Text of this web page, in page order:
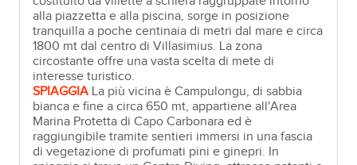
alla piazzetta e alla piscina, sorge in posizione
tranquilla a poche centinaia di metri dal mare e circa
1800 mt dal centro di Villasimius. La zona
circostante offre una vasta scelta di mete di
interesse turistico.
SPIAGGIA La più vicina è Campulongu, di sabbia
bianca e fine a circa 650 mt, appartiene all'Area
Marina Protetta di Capo Carbonara ed è
raggiungibile tramite sentieri immersi in una fascia
di vegetazione di profumati pini e ginepri. In